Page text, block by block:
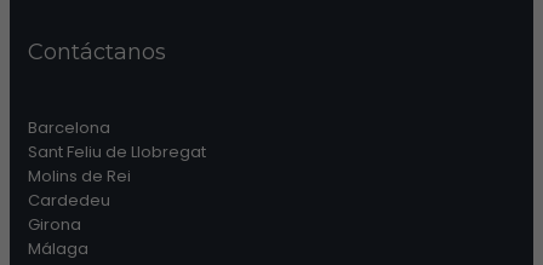
Contáctanos
Barcelona
Sant Feliu de Llobregat
Molins de Rei
Cardedeu
Girona
Málaga